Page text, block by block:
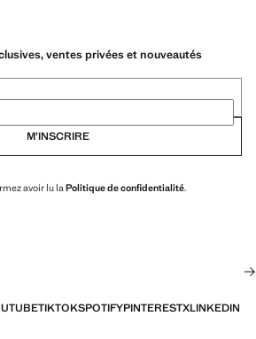
ventes privées et nouveautés
M’INSCRIRE
avoir lu la Politique de confidentialité.
TIKTOKSPOTIFYPINTERESTXLINKEDIN